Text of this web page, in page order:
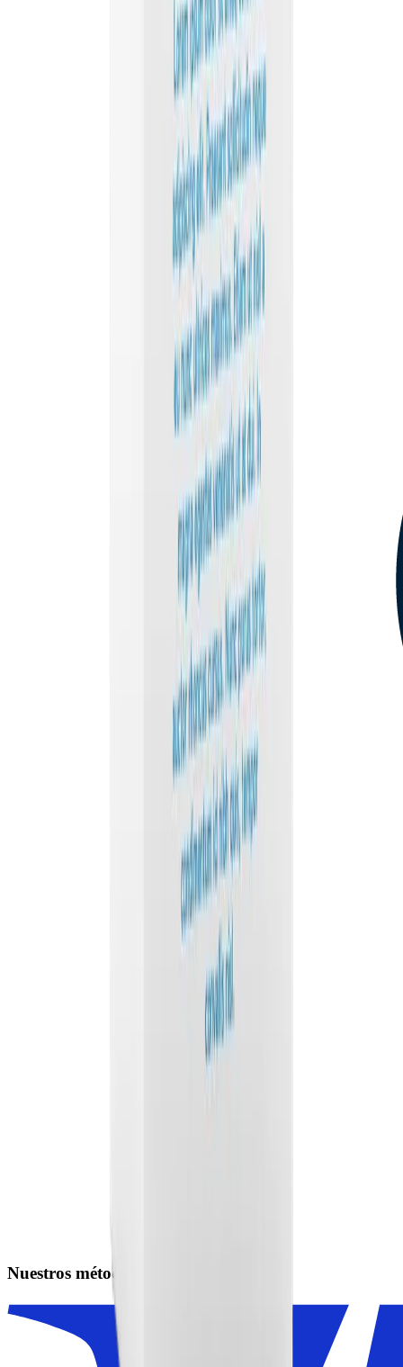
Nuestros métodos de pago